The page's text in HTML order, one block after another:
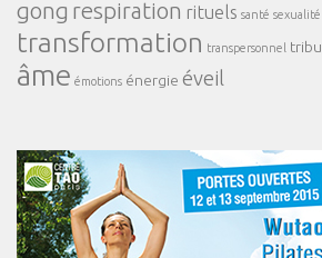
gong respiration rituels santé sexualité
transformation transpersonnel tribu
âme émotions énergie éveil